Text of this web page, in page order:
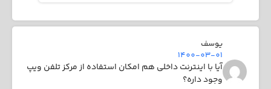
یوسف
1400-03-01
آیا با اینترنت داخلی هم امکان استفاده از مرکز تلفن ویپ
وجود داره؟